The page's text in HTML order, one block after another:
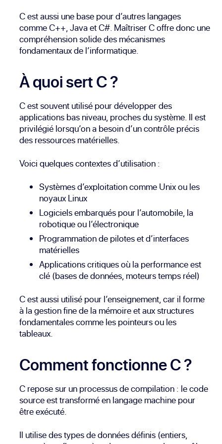
C est aussi une base pour d’autres langages
comme C++, Java et C#. Maîtriser C offre donc une
compréhension solide des mécanismes
fondamentaux de l’informatique.
À quoi sert C ?
C est souvent utilisé pour développer des
applications bas niveau, proches du système. Il est
privilégié lorsqu’on a besoin d’un contrôle précis
des ressources matérielles.
Voici quelques contextes d’utilisation :
Systèmes d’exploitation comme Unix ou les
noyaux Linux
Logiciels embarqués pour l’automobile, la
robotique ou l’électronique
Programmation de pilotes et d’interfaces
matérielles
Applications critiques où la performance est
clé (bases de données, moteurs temps réel)
C est aussi utilisé pour l’enseignement, car il forme
à la gestion fine de la mémoire et aux structures
fondamentales comme les pointeurs ou les
tableaux.
Comment fonctionne C ?
C repose sur un processus de compilation : le code
source est transformé en langage machine pour
être exécuté.
Il utilise des types de données définis (entiers,